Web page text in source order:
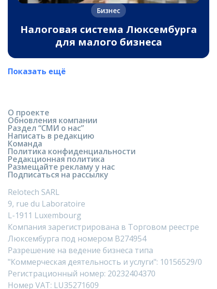
Бизнес
Налоговая система Люксембурга
для малого бизнеса
Показать ещё
О проекте
Обновления компании
Раздел “СМИ о нас”
Написать в редакцию
Команда
Политика конфиденциальности
Редакционная политика
Размещайте рекламу у нас
Подписаться на рассылку
Relotech SARL
9, rue du Laboratoire
L-1911 Luxembourg
Компания зарегистрирована в Торговом реестре
Люксембурга под номером B274954
Разрешение на ведение бизнеса типа
"Коммерческая деятельность и услуги": 10156529/0
Регистрационный номер: 20232404370
Номер VAT: LU35271609